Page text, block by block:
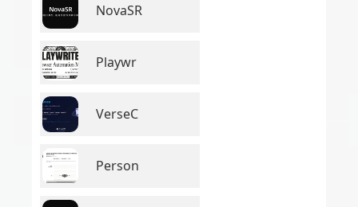
NovaSR
Playwr
VerseC
Person